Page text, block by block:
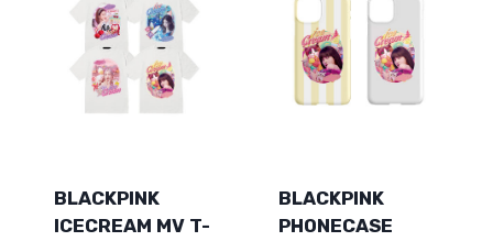
BLACKPINK
ICECREAM MV T-
BLACKPINK
PHONECASE